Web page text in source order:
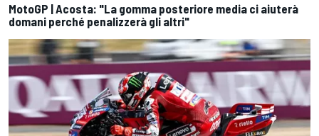
MotoGP | Acosta: "La gomma posteriore media ci aiuterà
domani perché penalizzerà gli altri"